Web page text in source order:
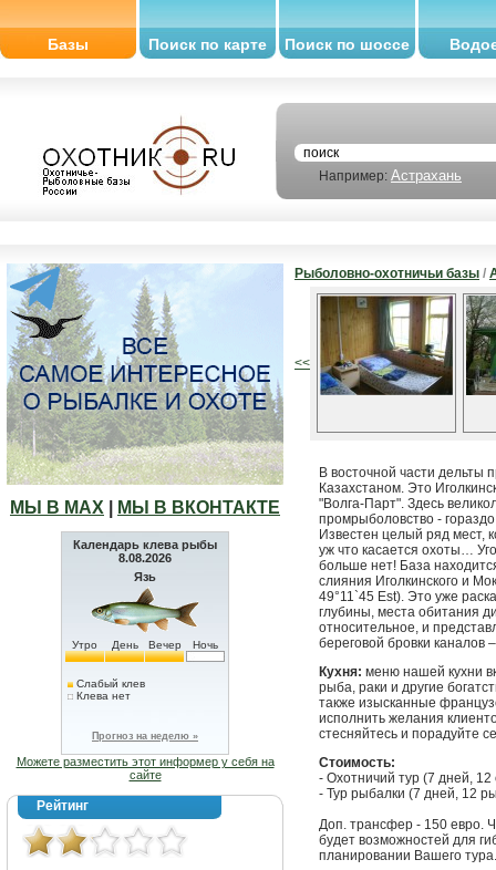
Базы Поиск по карте Поиск по шоссе
Например: Астрахань
МЫ В МАХ МЫ В ВКОНТАКТЕ
Календарь клева рыбы
8.08.2026
Язь
Утро День Вечер Ночь
Слабый клев
Клева нет
Прогноз на неделю »
Можете разместить этот информер у себя на
сайте
Рейтинг
Рыболовно-охотничьи базы /
<<
В восточной части дельты
Казахстаном. Это
"Волга-Парт". Здесь
промрыболовство -
Известен целый ряд мест,
уж что касается охоты…
больше нет! База
слияния Иголкинского и
49°11`45 Est). Это уже
глубины, места обитания
относительное, и
береговой бровки каналов
Кухня: меню нашей кухни
рыба, раки и другие
также изысканные
исполнить желания
стесняйтесь и порадуйте
Стоимость:
- Охотничий тур (7 дней, 12
- Тур рыбалки (7 дней, 12
Доп. трансфер - 150 евро.
будет возможностей для
планировании Вашего тура.